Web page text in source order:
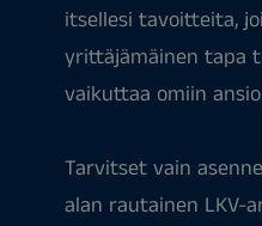
itsellesi tavoitteita,
yrittäjämäinen tapa
vaikuttaa omiin
Tarvitset vain
alan rautainen LKV-